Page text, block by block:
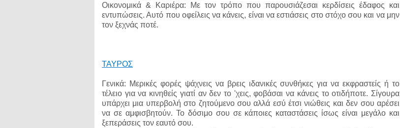
Οικονομικά & Καριέρα: Με τον τρόπο που παρουσιάζεσαι κερδίσεις έδαφος και
εντυπώσεις. Αυτό που οφείλεις να κάνεις, είναι να εστιάσεις στο στόχο σου και να μην
τον ξεχνάς ποτέ.
ΤΑΥΡΟΣ
Γενικά: Μερικές φορές ψάχνεις να βρεις ιδανικές συνθήκες για να εκφραστείς ή το
τέλειο για να κινηθείς γιατί αν δεν το 'χεις, φοβάσαι να κάνεις το οτιδήποτε. Σίγουρα
υπάρχει μια υπερβολή στο ζητούμενο σου αλλά εσύ έτσι νιώθεις και δεν σου αρέσει
να σε αμφισβητούν. Το δόσιμο σου σε κάποιες καταστάσεις ίσως είναι μεγάλο και
ξεπεράσεις τον εαυτό σου.